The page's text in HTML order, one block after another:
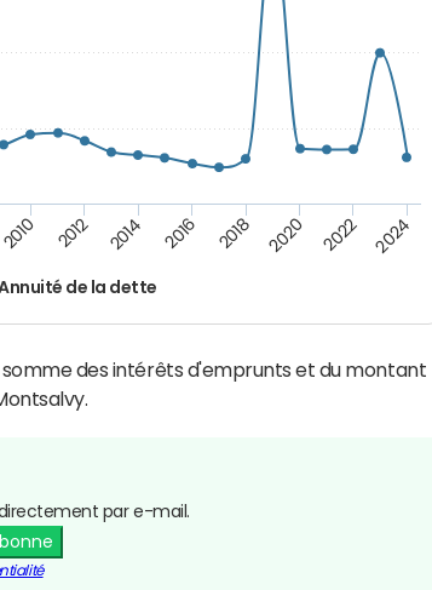
de la dette
2010 2012 2014 2016 2018 2020 2022 2024
des intérêts d'emprunts et du montant
par e-mail.